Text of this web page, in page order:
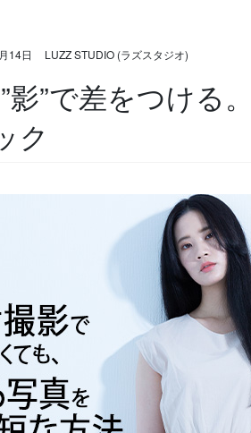
14日 LUZZ STUDIO (ラズスタジオ)
影”で差をつける
ク